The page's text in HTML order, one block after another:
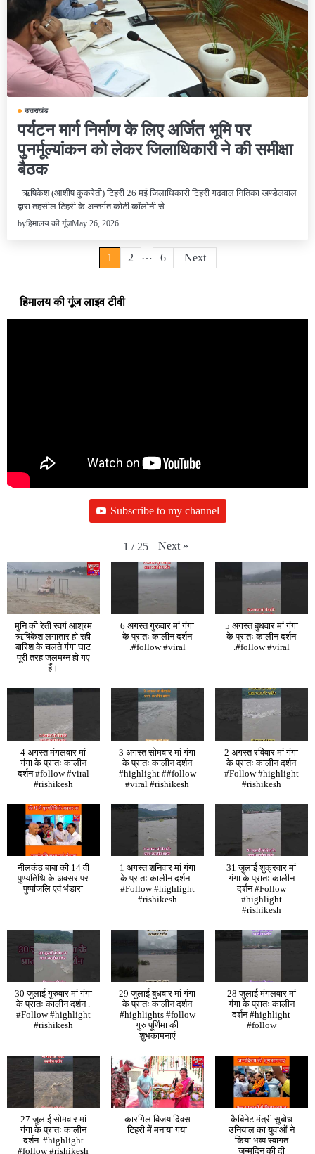
उत्तराखंड
पर्यटन मार्ग निर्माण के लिए अर्जित भूमि पर
पुनर्मूल्यांकन को लेकर जिलाधिकारी ने की समीक्षा
बैठक
ऋषिकेश (आशीष कुकरेती) टिहरी 26 मई जिलाधिकारी टिहरी गढ़वाल नितिका खण्डेलवाल
द्वारा तहसील टिहरी के अन्तर्गत कोटी कॉलोनी से…
byहिमालय की गूंजMay 26, 2026
1 2 … 6 Next
हिमालय की गूंज लाइव टीवी
Subscribe to my channel
1 / 25 Next »
मुनि की रेती स्वर्ग आश्रम
ऋषिकेश लगातार हो रही
बारिश के चलते गंगा घाट
पूरी तरह जलमग्न हो गए
हैं।
6 अगस्त गुरुवार मां गंगा
के प्रातः कालीन दर्शन
.#follow #viral
5 अगस्त बुधवार मां गंगा
के प्रातः कालीन दर्शन
.#follow #viral
4 अगस्त मंगलवार मां
गंगा के प्रातः कालीन
दर्शन #follow #viral
#rishikesh
3 अगस्त सोमवार मां गंगा
के प्रातः कालीन दर्शन
#highlight ##follow
#viral #rishikesh
2 अगस्त रविवार मां गंगा
के प्रातः कालीन दर्शन
#Follow #highlight
#rishikesh
नीलकंठ बाबा की 14 वी
पुण्यतिथि के अवसर पर
पुष्पांजलि एवं भंडारा
1 अगस्त शनिवार मां गंगा
के प्रातः कालीन दर्शन .
#Follow #highlight
#rishikesh
31 जुलाई शुक्रवार मां
गंगा के प्रातः कालीन
दर्शन #Follow
#highlight
#rishikesh
30 जुलाई गुरुवार मां गंगा
के प्रातः कालीन दर्शन .
#Follow #highlight
#rishikesh
29 जुलाई बुधवार मां गंगा
के प्रातः कालीन दर्शन
#highlights #follow
गुरु पूर्णिमा की
शुभकामनाएं
28 जुलाई मंगलवार मां
गंगा के प्रातः कालीन
दर्शन #highlight
#follow
27 जुलाई सोमवार मां
गंगा के प्रातः कालीन
दर्शन .#highlight
#follow #rishikesh
कारगिल विजय दिवस
टिहरी में मनाया गया
कैबिनेट मंत्री सुबोध
उनियाल का युवाओं ने
किया भव्य स्वागत
जन्मदिन की दी